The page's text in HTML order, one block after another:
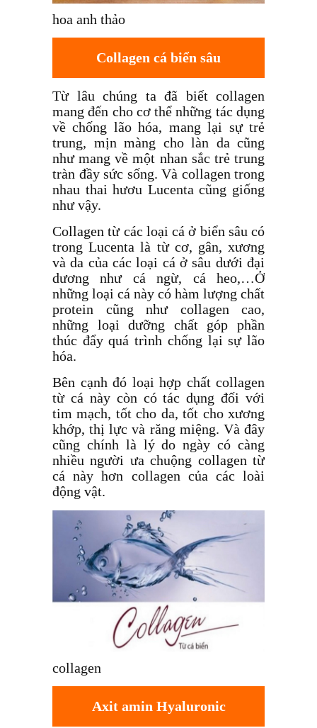
hoa anh thảo
Collagen cá biển sâu
Từ lâu chúng ta đã biết collagen
mang đến cho cơ thể những tác dụng
về chống lão hóa, mang lại sự trẻ
trung, mịn màng cho làn da cũng
như mang về một nhan sắc trẻ trung
tràn đầy sức sống. Và collagen trong
nhau thai hươu Lucenta cũng giống
như vậy.
Collagen từ các loại cá ở biển sâu có
trong Lucenta là từ cơ, gân, xương
và da của các loại cá ở sâu dưới đại
dương như cá ngừ, cá heo,…Ở
những loại cá này có hàm lượng chất
protein cũng như collagen cao,
những loại dưỡng chất góp phần
thúc đẩy quá trình chống lại sự lão
hóa.
Bên cạnh đó loại hợp chất collagen
từ cá này còn có tác dụng đối với
tim mạch, tốt cho da, tốt cho xương
khớp, thị lực và răng miệng. Và đây
cũng chính là lý do ngày có càng
nhiều người ưa chuộng collagen từ
cá này hơn collagen của các loài
động vật.
collagen
Axit amin Hyaluronic